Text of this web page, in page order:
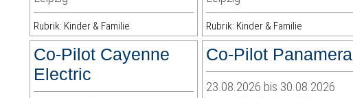
Rubrik: Kinder & Familie Rubrik: Kinder & Familie
Co-Pilot Cayenne
Electric
Co-Pilot Panamera
23.08.2026 bis 30.08.2026